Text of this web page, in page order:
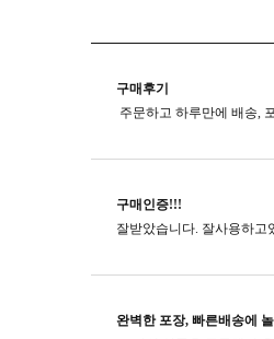
구매후기
구매인증!!!
잘받았습니다. 잘사용하고
완벽한 포장, 빠른배송에